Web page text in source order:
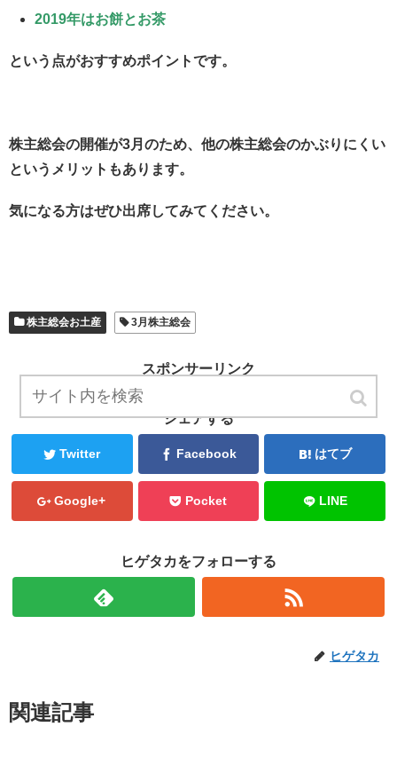
2019年はお餅とお茶
という点がおすすめポイントです。
株主総会の開催が3月のため、他の株主総会のかぶりにくい
というメリットもあります。
気になる方はぜひ出席してみてください。
株主総会お土産 3月株主総会
スポンサーリンク
シェアする
Twitter Facebook はてブ
Google+ Pocket LINE
ヒゲタカをフォローする
ヒゲタカ
関連記事